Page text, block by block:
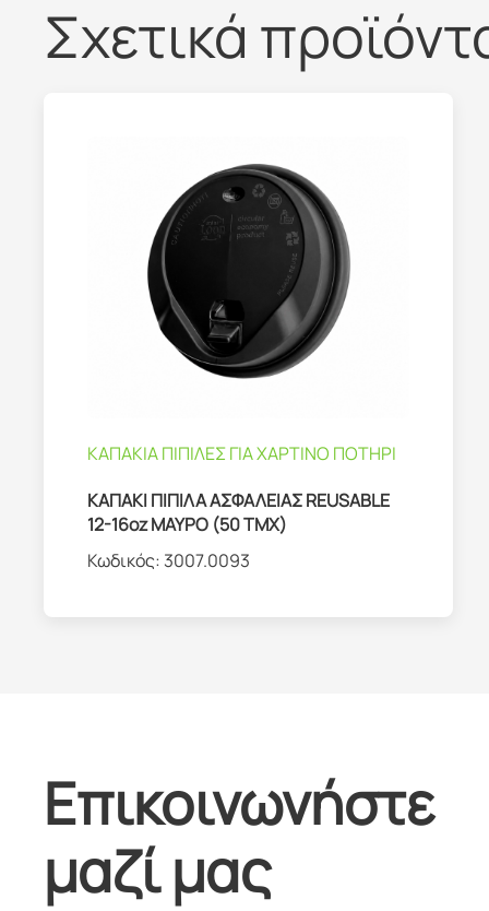
Σχετικά
ΚΑΠΑΚΙΑ ΠΙΠΙΛΕΣ ΓΙΑ ΧΑΡΤΙΝΟ ΠΟΤΗΡΙ
ΚΑΠΑΚΙ ΠΙΠΙΛΑ ΑΣΦΑΛΕΙΑΣ REUSABLE
12-16oz ΜΑΥΡΟ (50 ΤΜΧ)
Κωδικός: 3007.0093
Επικοινωνήστε
μαζί μας